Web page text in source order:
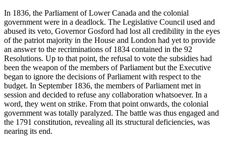
In 1836, the Parliament of Lower Canada and the colonial
government were in a deadlock. The Legislative Council used and
abused its veto, Governor Gosford had lost all credibility in the eyes
of the patriot majority in the House and London had yet to provide
an answer to the recriminations of 1834 contained in the 92
Resolutions. Up to that point, the refusal to vote the subsidies had
been the weapon of the members of Parliament but the Executive
began to ignore the decisions of Parliament with respect to the
budget. In September 1836, the members of Parliament met in
session and decided to refuse any collaboration whatsoever. In a
word, they went on strike. From that point onwards, the colonial
government was totally paralyzed. The battle was thus engaged and
the 1791 constitution, revealing all its structural deficiencies, was
nearing its end.